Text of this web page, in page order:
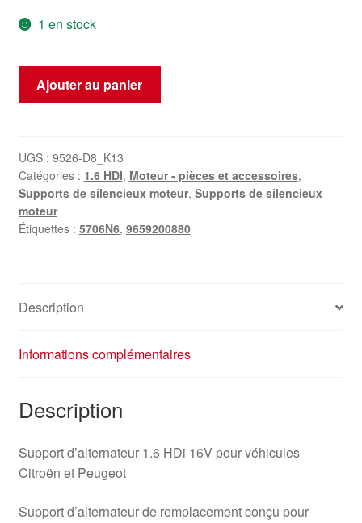
1 en stock
quantité
Citroën
Peugeot
9659200880
5706N6
Ajouter au panier
UGS : 9526-D8_K13
Catégories : 1.6 HDI, Moteur - pièces et accessoires,
Supports de silencieux moteur, Supports de silencieux
moteur
Étiquettes : 5706N6, 9659200880
Description
Informations complémentaires
Description
Support d’alternateur 1.6 HDi 16V pour véhicules
Citroën et Peugeot
Support d’alternateur de remplacement conçu pour